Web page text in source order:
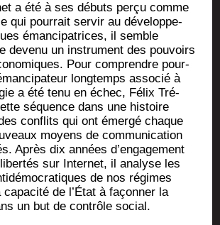
a été à ses débuts per­çu comme
qui pour­rait ser­vir au déve­lop­pe­
éman­ci­pa­trices, il semble
deve­nu un ins­tru­ment des pou­voirs
Pour com­prendre pour­
long­temps asso­cié à
a été tenu en échec, Félix Tré­
séquence dans une his­toire
conflits qui ont émer­gé chaque
moyens de com­mu­ni­ca­tion
Après dix années d’engagement
sur Inter­net, il ana­lyse les
de nos régimes
de l’État à façon­ner la
un but de contrôle social.